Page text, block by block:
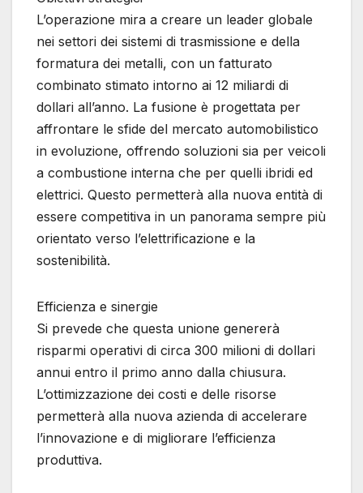
L’operazione mira a creare un leader globale
nei settori dei sistemi di trasmissione e della
formatura dei metalli, con un fatturato
combinato stimato intorno ai 12 miliardi di
dollari all’anno. La fusione è progettata per
affrontare le sfide del mercato automobilistico
in evoluzione, offrendo soluzioni sia per veicoli
a combustione interna che per quelli ibridi ed
elettrici. Questo permetterà alla nuova entità di
essere competitiva in un panorama sempre più
orientato verso l’elettrificazione e la
sostenibilità.
Efficienza e sinergie
Si prevede che questa unione genererà
risparmi operativi di circa 300 milioni di dollari
annui entro il primo anno dalla chiusura.
L’ottimizzazione dei costi e delle risorse
permetterà alla nuova azienda di accelerare
l’innovazione e di migliorare l’efficienza
produttiva.